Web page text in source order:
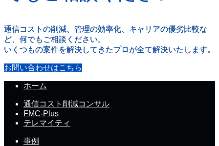
通信コストの削減、管理の効率化、キャリアの優劣比較な
ど、何でもご相談ください。
いくつもの案件を解決してきたプロが全て解決いたします。
お問い合わせはこちら
ホーム
通信コスト削減コンサル
FMC-Plus
テレマイティ
事例